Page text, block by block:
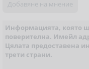
Информацията, която
поверителна. Имейл
Цялата предоставена
трети страни.